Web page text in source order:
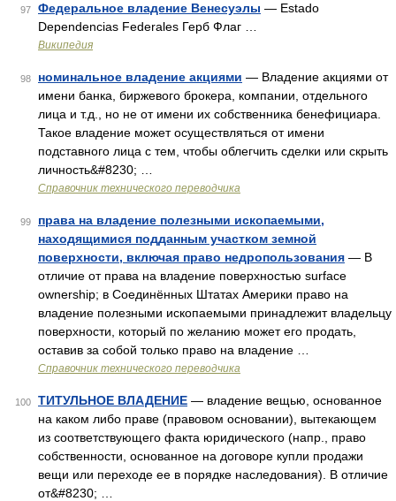
97 Федеральное владение Венесуэлы — Estado
Dependencias Federales Герб Флаг …
Википедия
98 номинальное владение акциями — Владение акциями от
имени банка, биржевого брокера, компании, отдельного
лица и т.д., но не от имени их собственника бенефициара.
Такое владение может осуществляться от имени
подставного лица с тем, чтобы облегчить сделки или скрыть
личность&#8230; …
Справочник технического переводчика
99
права на владение полезными ископаемыми,
находящимися подданным участком земной
поверхности, включая право недропользования — В
отличие от права на владение поверхностью surface
ownership; в Соединённых Штатах Америки право на
владение полезными ископаемыми принадлежит владельцу
поверхности, который по желанию может его продать,
оставив за собой только право на владение …
Справочник технического переводчика
100 ТИТУЛЬНОЕ ВЛАДЕНИЕ — владение вещью, основанное
на каком либо праве (правовом основании), вытекающем
из соответствующего факта юридического (напр., право
собственности, основанное на договоре купли продажи
вещи или переходе ее в порядке наследования). В отличие
от&#8230; …